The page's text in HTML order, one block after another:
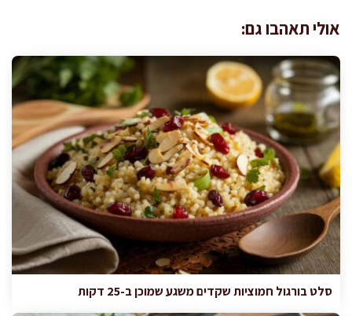
אולי תאהבו גם:
סלט בורגול חמוציות שקדים משגע שמוכן ב-25 דקות